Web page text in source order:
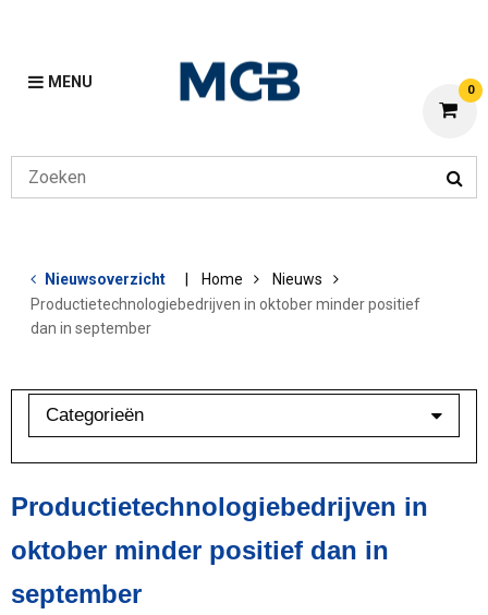
MENU 0
Nieuwsoverzicht Home
Nieuws
Productietechnologiebedrijven in oktober minder positief
dan in september
Categorieën
Overig
Services
Werken bij MCB
Productietechnologiebedrijven in
oktober minder positief dan in
september